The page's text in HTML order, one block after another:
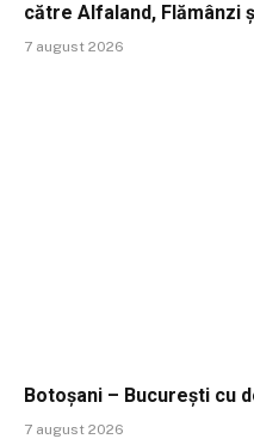
către Alfaland, Flămânzi
7 august 2026
Botoșani – București cu
7 august 2026